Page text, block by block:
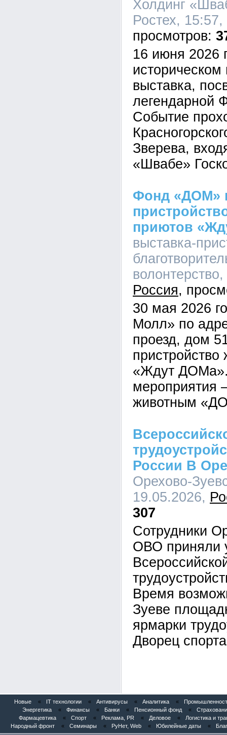
Холдинг
Ростех,
16 июня 2026
историческом
выставка,
легендарной
Событие
Зверева,
«Швабе»
Фонд «ДОМ»
приютов
выставка-
Россия
30 мая 2026
Молл» по
проезд, дом
«Ждут ДОМа».
мероприятия
животным
России В
Орехово-
19.05.2026,
307
Сотрудники
ОВО приняли
Время
Зуеве
ярмарки
Дворец
Новые « IT технологии « Антивирусы « Аналитика «
Энергетика
« Финансы « Банки « Пенсионный фонд «
Фармацевтика
« Спорт « Реклама, PR « Деловое «
Логистика и
Народный фронт
« Семинары « РуНет, Web « Юбилейные даты «